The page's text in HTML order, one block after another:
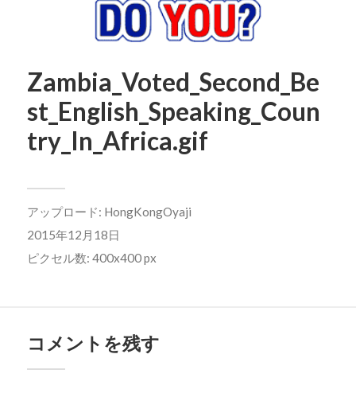
Zambia_Voted_Second_Be
st_English_Speaking_Coun
try_In_Africa.gif
アップロード: HongKongOyaji
2015年12月18日
ピクセル数: 400x400 px
コメントを残す